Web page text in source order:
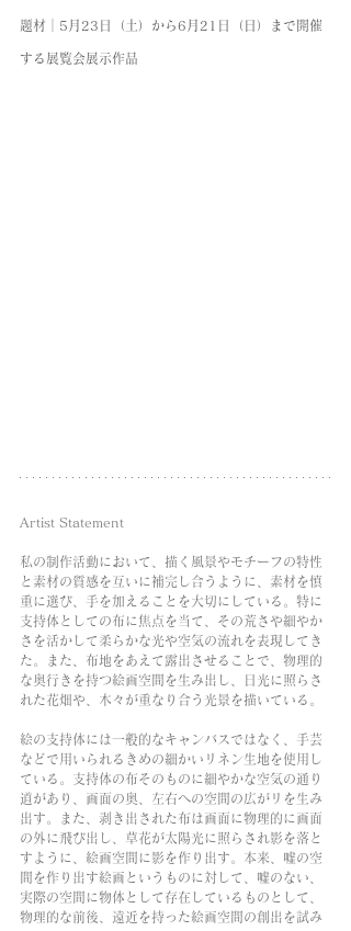
題材│5月23日（土）から6月21日（日）まで開催
する展覧会展示作品
Artist Statement
私の制作活動において、描く風景やモチーフの特性
と素材の質感を互いに補完し合うように、素材を慎
重に選び、手を加えることを大切にしている。特に
支持体としての布に焦点を当て、その荒さや細やか
さを活かして柔らかな光や空気の流れを表現してき
た。また、布地をあえて露出させることで、物理的
な奥行きを持つ絵画空間を生み出し、日光に照らさ
れた花畑や、木々が重なり合う光景を描いている。
絵の支持体には一般的なキャンバスではなく、手芸
などで用いられるきめの細かいリネン生地を使用し
ている。支持体の布そのものに細やかな空気の通り
道があり、画面の奥、左右への空間の広がリを生み
出す。また、剥き出された布は画面に物理的に画面
の外に飛び出し、草花が太陽光に照らされ影を落と
すように、絵画空間に影を作り出す。本来、嘘の空
間を作り出す絵画というものに対して、嘘のない、
実際の空間に物体として存在しているものとして、
物理的な前後、遠近を持った絵画空間の創出を試み